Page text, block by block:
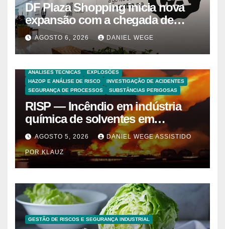
DF Plaza Shopping inicia nova
expansão com a chegada de
grandes marcas e inauguração
de espaço infantil – Dicas da
Capital
AGOSTO 6, 2026 DANIEL WEGE
ANALISES TECNICAS
EXPLOSÕES
HAZOP E ANÁLISE DE RISCO
INVESTIGAÇÃO DE ACIDENTES
SEGURANÇA DE PROCESSOS
SUBSTÂNCIAS PERIGOSAS
RISP — Incêndio em indústria
química de solventes em
Itaquaquecetuba/SP
(UNIQUIMA/Quema)
AGOSTO 5, 2026 DANIEL WEGE ASSISTIDO
POR KLAUZ
GESTÃO DE RISCOS E SEGURANÇA INDUSTRIAL